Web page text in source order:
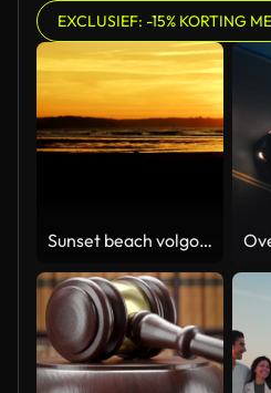
EXCLUSIEF: -15% KORTING
Sunset beach volgorde